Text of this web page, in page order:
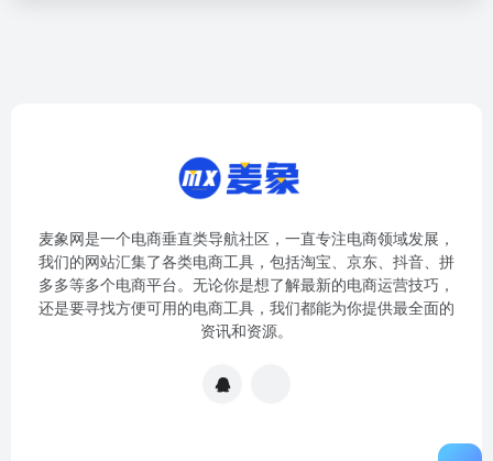
麦象网是一个电商垂直类导航社区，一直专注电商领域发展，
我们的网站汇集了各类电商工具，包括淘宝、京东、抖音、拼
多多等多个电商平台。无论你是想了解最新的电商运营技巧，
还是要寻找方便可用的电商工具，我们都能为你提供最全面的
资讯和资源。